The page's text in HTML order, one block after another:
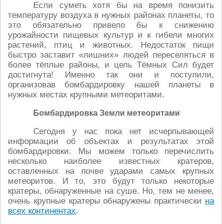
Если суметь хотя бы на время понизить
температуру воздуха в нужных районах планеты, то
это обязательно привело бы к снижению
урожайности пищевых культур и к гибели многих
растений, птиц и животных. Недостаток пищи
быстро заставит «лишних» людей переселяться в
более тёплые районы, и цель Тёмных Сил будет
достигнута! Именно так они и поступили,
организовав бомбардировку нашей планеты в
нужных местах крупными метеоритами.
Бомбардировка Земли метеоритами
Сегодня у нас пока нет исчерпывающей
информации об объектах и результатах этой
бомбардировки. Мы можем только перечислить
несколько наиболее известных кратеров,
оставленных на почве ударами самых крупных
метеоритов. И то, это будут только некоторые
кратеры, обнаруженные на суше. Но, тем не менее,
очень крупные кратеры обнаружены практически на
всех континентах.